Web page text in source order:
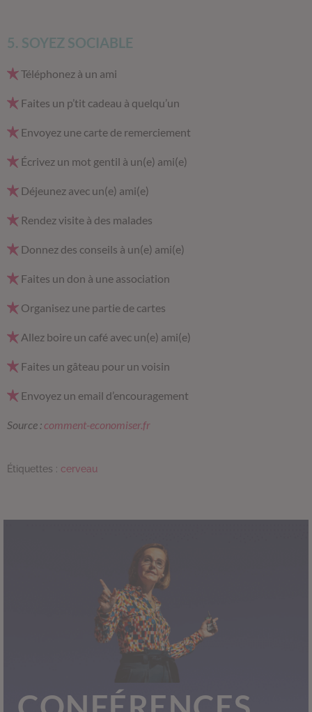
5. SOYEZ SOCIABLE
Téléphonez à un ami
Faites un p’tit cadeau à quelqu’un
Envoyez une carte de remerciement
Écrivez un mot gentil à un(e) ami(e)
Déjeunez avec un(e) ami(e)
Rendez visite à des malades
Donnez des conseils à un(e) ami(e)
Faites un don à une association
Organisez une partie de cartes
Allez boire un café avec un(e) ami(e)
Faites un gâteau pour un voisin
Envoyez un email d’encouragement
Source : comment-economiser.fr
Étiquettes : cerveau